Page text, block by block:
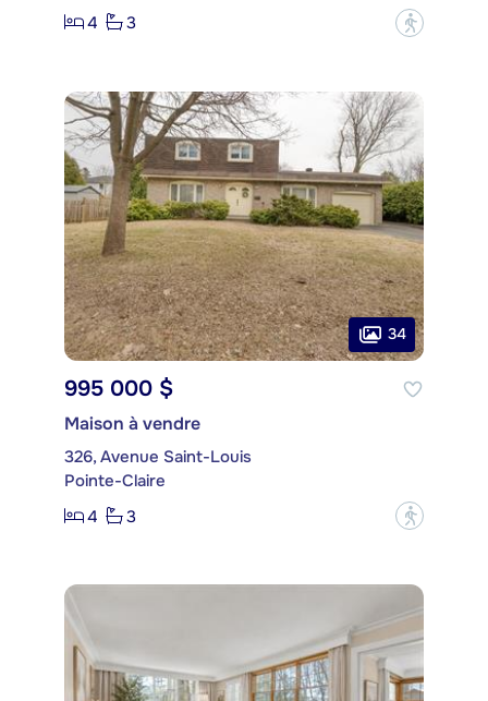
4
3 ?
34
995 000 $
Maison à vendre
326, Avenue Saint-Louis
Pointe-Claire
4
3 ?